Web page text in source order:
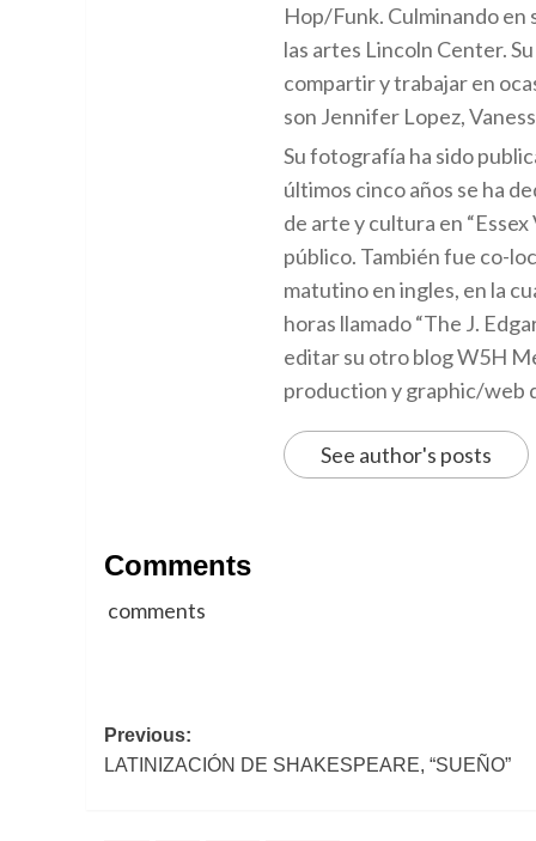
Hop/Funk. Culminando en
las artes Lincoln Center.
compartir y trabajar en
son Jennifer Lopez,
Su fotografía ha sido
últimos cinco años se ha
de arte y cultura en
público. También fue co-
matutino en ingles, en la
horas llamado “The J.
editar su otro blog W5H
production y graphic/web
See author's posts
Comments
comments
Post
navigation
Previous:
LATINIZACIÓN DE SHAKESPEARE, “SUEÑO”